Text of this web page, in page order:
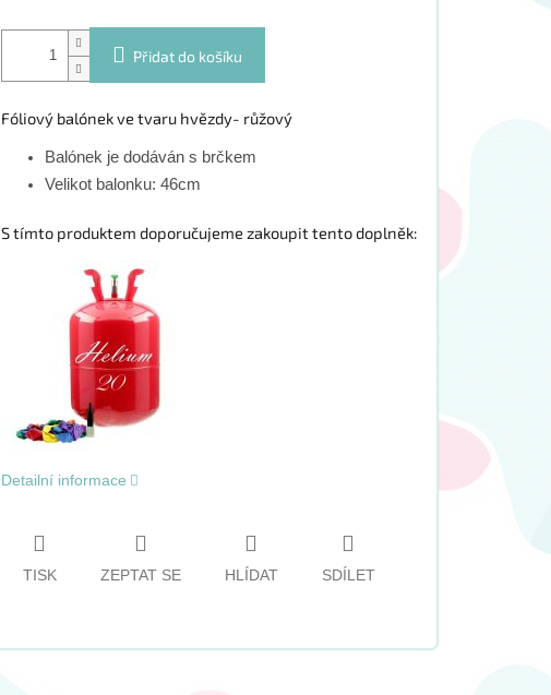
Přidat do košíku
Fóliový balónek ve tvaru hvězdy- růžový
Balónek je dodáván s brčkem
Velikot balonku: 46cm
S tímto produktem doporučujeme zakoupit tento doplněk:
Detailní informace
TISK ZEPTAT SE HLÍDAT SDÍLET